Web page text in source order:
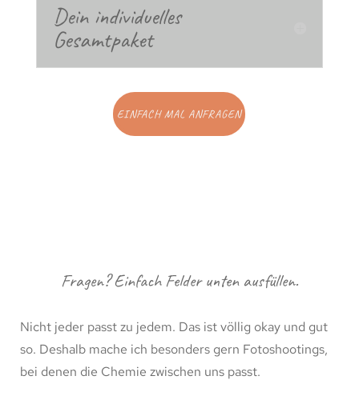
Dein individuelles
Gesamtpaket
EINFACH MAL ANFRAGEN
Fragen? Einfach Felder unten ausfüllen.
Nicht jeder passt zu jedem. Das ist völlig okay und gut
so. Deshalb mache ich besonders gern Fotoshootings,
bei denen die Chemie zwischen uns passt.